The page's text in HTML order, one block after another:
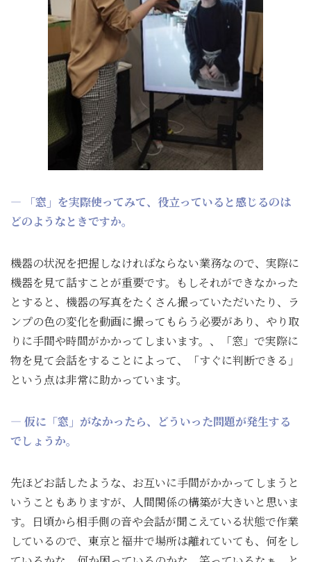
― 「窓」を実際使ってみて、役立っていると感じるのは
どのようなときですか。
機器の状況を把握しなければならない業務なので、実際に
機器を見て話すことが重要です。もしそれができなかった
とすると、機器の写真をたくさん撮っていただいたり、ラ
ンプの色の変化を動画に撮ってもらう必要があり、やり取
りに手間や時間がかかってしまいます。、「窓」で実際に
物を見て会話をすることによって、「すぐに判断できる」
という点は非常に助かっています。
― 仮に「窓」がなかったら、どういった問題が発生する
でしょうか。
先ほどお話したような、お互いに手間がかかってしまうと
いうこともありますが、人間関係の構築が大きいと思いま
す。日頃から相手側の音や会話が聞こえている状態で作業
しているので、東京と福井で場所は離れていても、何をし